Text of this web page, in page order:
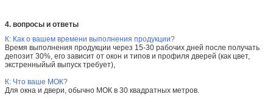
4. вопросы и ответы
К: Как о вашем времени выполнения продукции?
Время выполнения продукции через 15-30 рабочих дней после получать
депозит 30%, его зависит от окон и типов и профиля дверей (как цвет,
экстренныйый выпуск требует),
К: Что ваше МОК?
Для окна и двери, обычно МОК в 30 квадратных метров.